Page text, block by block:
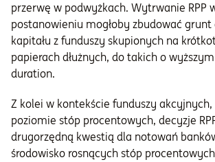
przerwę w podwyżkach. Wytrwanie RPP
postanowieniu mogłoby zbudować grunt
kapitału z funduszy skupionych na
papierach dłużnych, do takich o
duration.
Z kolei w kontekście funduszy
poziomie stóp procentowych, decyzje
drugorzędną kwestią dla notowań
środowisko rosnących stóp